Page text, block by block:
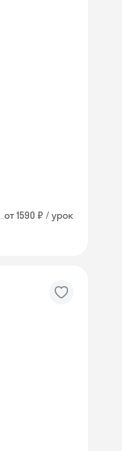
от 1590 ₽ / урок